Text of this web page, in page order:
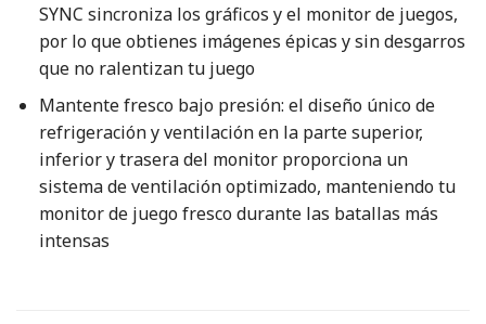
SYNC sincroniza los gráficos y el monitor de juegos,
por lo que obtienes imágenes épicas y sin desgarros
que no ralentizan tu juego
Mantente fresco bajo presión: el diseño único de
refrigeración y ventilación en la parte superior,
inferior y trasera del monitor proporciona un
sistema de ventilación optimizado, manteniendo tu
monitor de juego fresco durante las batallas más
intensas